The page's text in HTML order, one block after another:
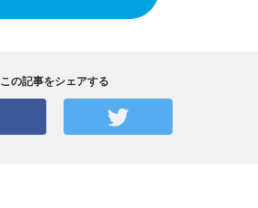
この記事をシェアする